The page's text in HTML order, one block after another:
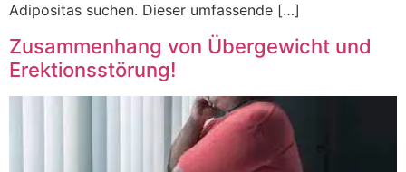
Adipositas suchen. Dieser umfassende […]
Zusammenhang von Übergewicht und
Erektionsstörung!